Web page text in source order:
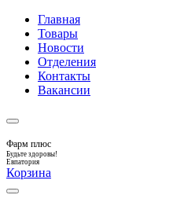
Главная
Товары
Новости
Отделения
Контакты
Вакансии
Фарм плюс
Будьте здоровы!
Евпатория
Корзина